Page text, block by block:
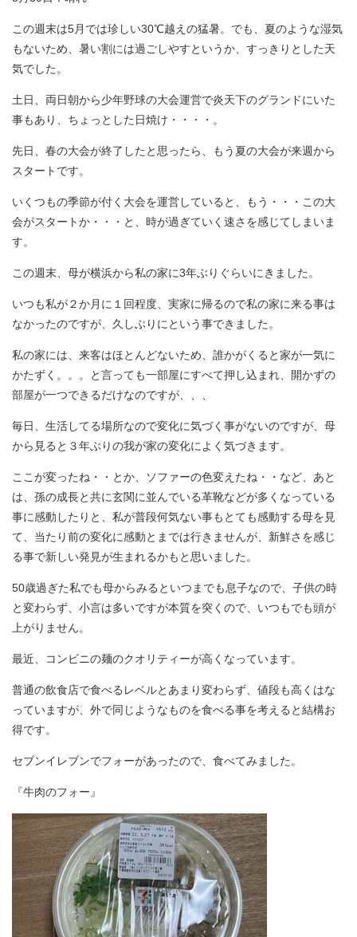
この週末は5月では珍しい30℃越えの猛暑。でも、夏のような湿気
もないため、暑い割には過ごしやすというか、すっきりとした天
気でした。
土日、両日朝から少年野球の大会運営で炎天下のグランドにいた
事もあり、ちょっとした日焼け・・・・。
先日、春の大会が終了したと思ったら、もう夏の大会が来週から
スタートです。
いくつもの季節が付く大会を運営していると、もう・・・この大
会がスタートか・・・と、時が過ぎていく速さを感じてしまいま
す。
この週末、母が横浜から私の家に3年ぶりぐらいにきました。
いつも私が２か月に１回程度、実家に帰るので私の家に来る事は
なかったのですが、久しぶりにという事できました。
私の家には、来客はほとんどないため、誰かがくると家が一気に
かたずく。。。と言っても一部屋にすべて押し込まれ、開かずの
部屋が一つできるだけなのですが、、、
毎日、生活してる場所なので変化に気づく事がないのですが、母
から見ると３年ぶりの我が家の変化によく気づきます。
ここが変ったね・・とか、ソファーの色変えたね・・など、あと
は、孫の成長と共に玄関に並んでいる革靴などが多くなっている
事に感動したりと、私が普段何気ない事もとても感動する母を見
て、当たり前の変化に感動とまでは行きませんが、新鮮さを感じ
る事で新しい発見が生まれるかもと思いました。
50歳過ぎた私でも母からみるといつまでも息子なので、子供の時
と変わらず、小言は多いですが本質を突くので、いつもでも頭が
上がりません。
最近、コンビニの麺のクオリティーが高くなっています。
普通の飲食店で食べるレベルとあまり変わらず、値段も高くはな
っていますが、外で同じようなものを食べる事を考えると結構お
得です。
セブンイレブンでフォーがあったので、食べてみました。
『牛肉のフォー』